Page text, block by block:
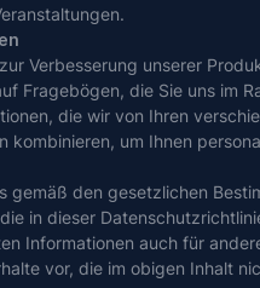
Verbesserung unserer
Fragebögen, die Sie uns im
die wir von Ihren
um Ihnen
gemäß den gesetzlichen
in dieser
Informationen auch für
vor, die im obigen Inhalt